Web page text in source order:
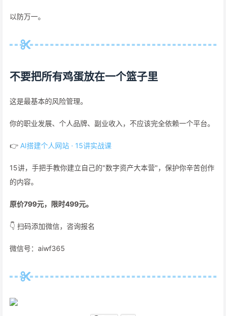
以防万一。
不要把所有鸡蛋放在一个篮子里
这是最基本的风险管理。
你的职业发展、个人品牌、副业收入，不应该完全依赖一个平台。
👉 AI搭建个人网站 · 15讲实战课
15讲，手把手教你建立自己的"数字资产大本营"，保护你辛苦创作
的内容。
原价799元，限时499元。
👇 扫码添加微信，咨询报名
微信号：aiwf365